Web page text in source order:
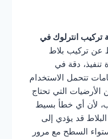
تركيب انترلوك في
عن تركيب بلاط
دقة في
تتحمل الاستخدام
الأرضيات التي تحتاج
لأن أي خطأ بسيط
قد يؤدي إلى
السطح مع مرور